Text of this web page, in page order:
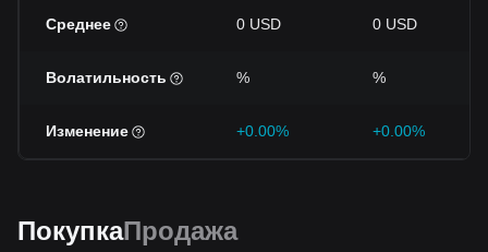
Среднее 0 USD 0 USD
Волатильность % %
Изменение +0.00% +0.00%
ПокупкаПродажа